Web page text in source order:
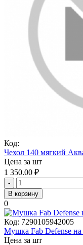
Код:
Чехол 140 мягкий
Цена за шт
1 350.00 ₽
-
В корзину
0
Код: 7290105942005
Мушка Fab Defense
Цена за шт